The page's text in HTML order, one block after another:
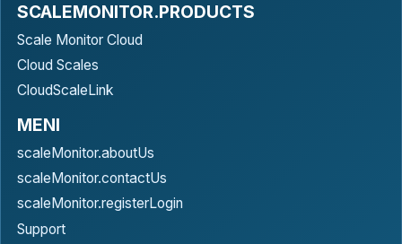
SCALEMONITOR.PRODUCTS
Scale Monitor Cloud
Cloud Scales
CloudScaleLink
MENI
scaleMonitor.aboutUs
scaleMonitor.contactUs
scaleMonitor.registerLogin
Support